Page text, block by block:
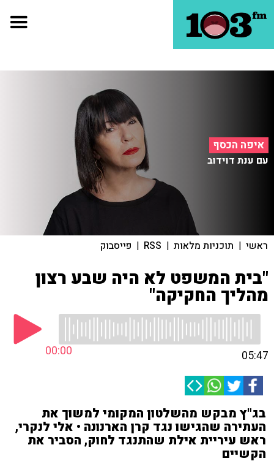
איפה הכסף
עם ענת דוידוב
ראשי | תוכניות מלאות |
RSS
| פייסבוק
"בית המשפט לא היה שבע רצון
מהליך החקיקה"
00:00 05:47
בג"ץ מבקש מהשלטון המקומי למשוך את
העתירה שהגישו נגד קרן הארנונה • אלי לנקרי,
ראש עיריית אילת שהתנגד לחוק, הסביר את
הקשיים